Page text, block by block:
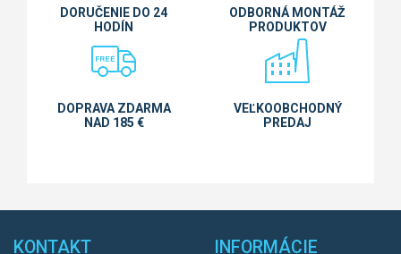
DORUČENIE DO 24
HODÍN
ODBORNÁ MONTÁŽ
PRODUKTOV
DOPRAVA ZDARMA
NAD 185 €
VEĽKOOBCHODNÝ
PREDAJ
KONTAKT INFORMÁCIE